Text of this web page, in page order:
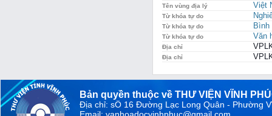
Tên vùng địa lý Việt
Từ khóa tự do
Từ khóa tự do Bình
Từ khóa tự do Văn
Địa chỉ
Địa chỉ
Bản quyền thuộc về THƯ VIỆN VĨNH
Địa chỉ: sỐ 16 Đường Lạc Long Quân - Phường